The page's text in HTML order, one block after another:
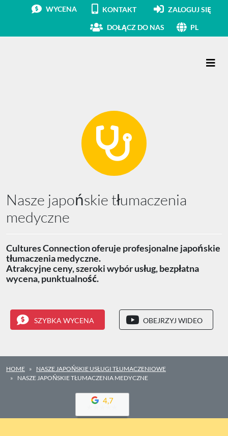
WYCENA KONTAKT ZALOGUJ SIĘ
DOŁĄCZ DO NAS PL
Nasze japońskie tłumaczenia
medyczne
Cultures Connection oferuje profesjonalne japońskie
tłumaczenia medyczne.
Atrakcyjne ceny, szeroki wybór usług, bezpłatna
wycena, punktualność.
SZYBKA WYCENA OBEJRZYJ WIDEO
HOME
NASZE JAPOŃSKIE USŁUGI TŁUMACZENIOWE
NASZE JAPOŃSKIE TŁUMACZENIA MEDYCZNE
4,7